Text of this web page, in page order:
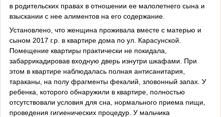
в родительских правах в отношении ее малолетнего сына и
взыскании с нее алиментов на его содержание.
Установлено, что женщина проживала вместе с матерью и
сыном 2017 г.р. в квартире дома по ул. Карасунской.
Помещение квартиры практически не покидала,
забаррикадировав входную дверь изнутри шкафами. При
этом в квартире наблюдалась полная антисанитария,
тараканы, на полу фрагменты фекалий, зловонный запах. У
ребенка, которого обнаружили в квартире, полностью
отсутствовали условия для сна, нормального приема пищи,
проведения гигиенических процедур. У мальчика